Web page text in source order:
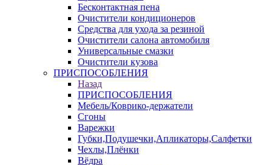
Бесконтактная пена
Очистители кондиционеров
Средства для ухода за резиной
Очистители салона автомобиля
Универсальные смазки
Очистители кузова
ПРИСПОСОБЛЕНИЯ
Назад
ПРИСПОСОБЛЕНИЯ
Мебель/Коврико-держатели
Сгоны
Варежки
Губки,Подушечки,Апликаторы,Салфетки
Чехлы,Плёнки
Вёдра